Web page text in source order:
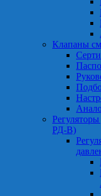
Клапаны
РД-В)